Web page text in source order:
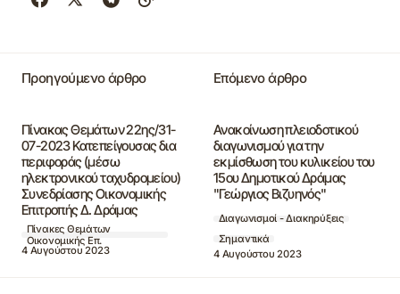
Προηγούμενο άρθρο
Πίνακας Θεμάτων 22ης/31-
07-2023 Κατεπείγουσας δια
περιφοράς (μέσω
ηλεκτρονικού ταχυδρομείου)
Συνεδρίασης Οικονομικής
Επιτροπής Δ. Δράμας
Πίνακες Θεμάτων
Οικονομικής Επ.
4 Αυγούστου 2023
Επόμενο άρθρο
Ανακοίνωση πλειοδοτικού
διαγωνισμού για την
εκμίσθωση του κυλικείου του
15ου Δημοτικού Δράμας
"Γεώργιος Βιζυηνός"
Διαγωνισμοί - Διακηρύξεις
Σημαντικά
4 Αυγούστου 2023